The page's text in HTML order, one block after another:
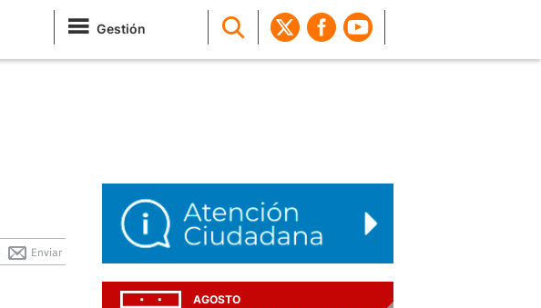
Gestión
Enviar
AGOSTO